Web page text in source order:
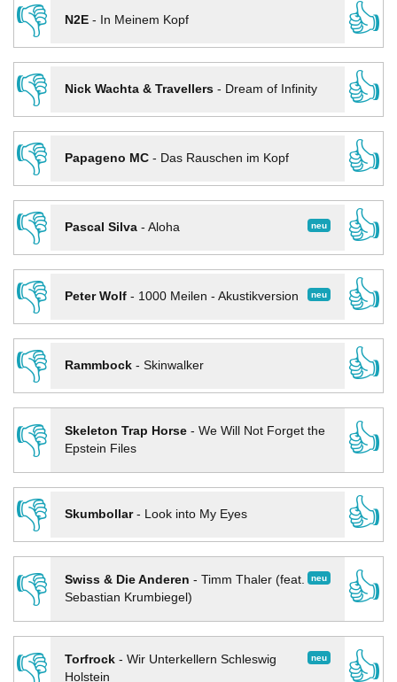
👎
N2E- In Meinem Kopf
👍
👎
Nick Wachta & Travellers- Dream of Infinity
👍
👎
Papageno MC- Das Rauschen im Kopf
👍
👎
neu
Pascal Silva- Aloha
👍
👎
neu
Peter Wolf- 1000 Meilen - Akustikversion
👍
👎
Rammbock- Skinwalker
👍
👎
Skeleton Trap Horse- We Will Not Forget the
Epstein Files
👍
👎
Skumbollar- Look into My Eyes
👍
👎
neu
Swiss & Die Anderen - Timm Thaler (feat.
Sebastian Krumbiegel)
👍
👎 neu
Torfrock- Wir Unterkellern Schleswig
Holstein
👍